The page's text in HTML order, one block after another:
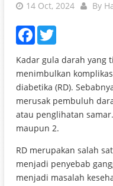
14 Oct, 2024 By
Facebook
Kadar gula darah yang
menimbulkan
diabetika (RD).
merusak pembuluh
atau penglihatan
maupun 2.
RD merupakan salah
menjadi penyebab
menjadi masalah